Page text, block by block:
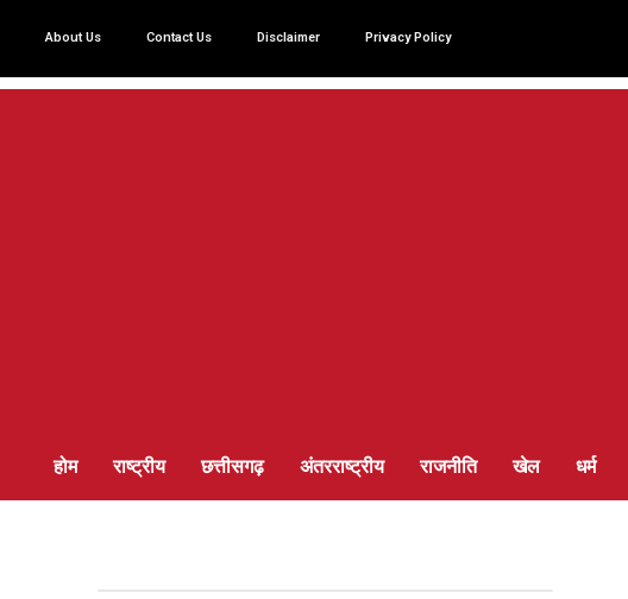
About Us Contact Us Disclaimer Privacy Policy
होम राष्ट्रीय छत्तीसगढ़ अंतरराष्ट्रीय राजनीति खेल धर्म